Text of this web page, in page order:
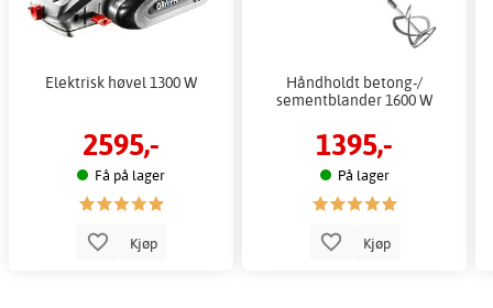
Elektrisk høvel 1300 W
2595,-
Få på lager
Kjøp
Håndholdt betong-/
sementblander 1600 W
1395,-
På lager
Kjøp